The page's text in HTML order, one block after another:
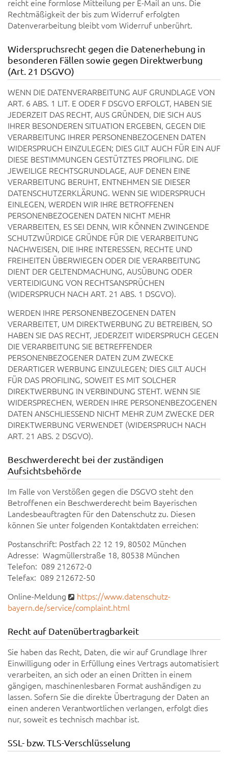
reicht eine formlose Mitteilung per E-Mail an uns. Die
Rechtmäßigkeit der bis zum Widerruf erfolgten
Datenverarbeitung bleibt vom Widerruf unberührt.
Widerspruchsrecht gegen die Datenerhebung in
besonderen Fällen sowie gegen Direktwerbung
(Art. 21 DSGVO)
WENN DIE DATENVERARBEITUNG AUF GRUNDLAGE VON
ART. 6 ABS. 1 LIT. E ODER F DSGVO ERFOLGT, HABEN SIE
JEDERZEIT DAS RECHT, AUS GRÜNDEN, DIE SICH AUS
IHRER BESONDEREN SITUATION ERGEBEN, GEGEN DIE
VERARBEITUNG IHRER PERSONENBEZOGENEN DATEN
WIDERSPRUCH EINZULEGEN; DIES GILT AUCH FÜR EIN AUF
DIESE BESTIMMUNGEN GESTÜTZTES PROFILING. DIE
JEWEILIGE RECHTSGRUNDLAGE, AUF DENEN EINE
VERARBEITUNG BERUHT, ENTNEHMEN SIE DIESER
DATENSCHUTZERKLÄRUNG. WENN SIE WIDERSPRUCH
EINLEGEN, WERDEN WIR IHRE BETROFFENEN
PERSONENBEZOGENEN DATEN NICHT MEHR
VERARBEITEN, ES SEI DENN, WIR KÖNNEN ZWINGENDE
SCHUTZWÜRDIGE GRÜNDE FÜR DIE VERARBEITUNG
NACHWEISEN, DIE IHRE INTERESSEN, RECHTE UND
FREIHEITEN ÜBERWIEGEN ODER DIE VERARBEITUNG
DIENT DER GELTENDMACHUNG, AUSÜBUNG ODER
VERTEIDIGUNG VON RECHTSANSPRÜCHEN
(WIDERSPRUCH NACH ART. 21 ABS. 1 DSGVO).
WERDEN IHRE PERSONENBEZOGENEN DATEN
VERARBEITET, UM DIREKTWERBUNG ZU BETREIBEN, SO
HABEN SIE DAS RECHT, JEDERZEIT WIDERSPRUCH GEGEN
DIE VERARBEITUNG SIE BETREFFENDER
PERSONENBEZOGENER DATEN ZUM ZWECKE
DERARTIGER WERBUNG EINZULEGEN; DIES GILT AUCH
FÜR DAS PROFILING, SOWEIT ES MIT SOLCHER
DIREKTWERBUNG IN VERBINDUNG STEHT. WENN SIE
WIDERSPRECHEN, WERDEN IHRE PERSONENBEZOGENEN
DATEN ANSCHLIESSEND NICHT MEHR ZUM ZWECKE DER
DIREKTWERBUNG VERWENDET (WIDERSPRUCH NACH
ART. 21 ABS. 2 DSGVO).
Beschwerderecht bei der zuständigen
Aufsichtsbehörde
Im Falle von Verstößen gegen die DSGVO steht den
Betroffenen ein Beschwerderecht beim Bayerischen
Landesbeauftragten für den Datenschutz zu. Diesen
können Sie unter folgenden Kontaktdaten erreichen:
Postanschrift: Postfach 22 12 19, 80502 München
Adresse: Wagmüllerstraße 18, 80538 München
Telefon: 089 212672-0
Telefax: 089 212672-50
Online-Meldung
https://www.datenschutz-
bayern.de/service/complaint.html
Recht auf Datenübertragbarkeit
Sie haben das Recht, Daten, die wir auf Grundlage Ihrer
Einwilligung oder in Erfüllung eines Vertrags automatisiert
verarbeiten, an sich oder an einen Dritten in einem
gängigen, maschinenlesbaren Format aushändigen zu
lassen. Sofern Sie die direkte Übertragung der Daten an
einen anderen Verantwortlichen verlangen, erfolgt dies
nur, soweit es technisch machbar ist.
SSL- bzw. TLS-Verschlüsselung